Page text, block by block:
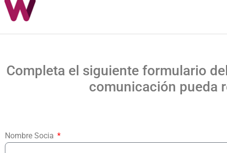
Completa el siguiente formulario
comunicación pueda
Nombre Socia